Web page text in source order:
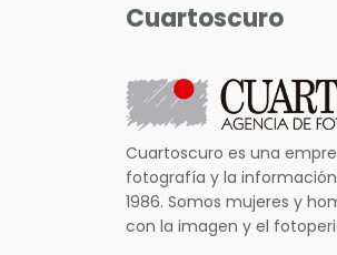
Cuartoscuro
Cuartoscuro es una
fotografía y la
1986. Somos mujeres y
con la imagen y el